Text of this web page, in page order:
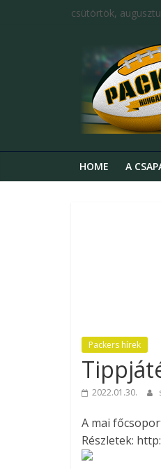
csütörtök,
HOME A
Packers hírek
2022.01.30.
A mai
Részletek: